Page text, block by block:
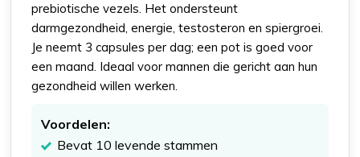
prebiotische vezels. Het ondersteunt
darmgezondheid, energie, testosteron en spiergroei.
Je neemt 3 capsules per dag; een pot is goed voor
een maand. Ideaal voor mannen die gericht aan hun
gezondheid willen werken.
Voordelen:
Bevat 10 levende stammen